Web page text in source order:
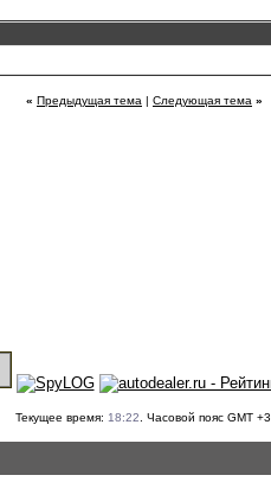
« Предыдущая тема | Следующая тема »
Текущее время: 18:22 . Часовой пояс GMT +3.